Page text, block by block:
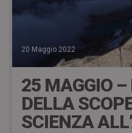
20 Maggio 2022
25 MAGGIO
DELLA
SCIENZA